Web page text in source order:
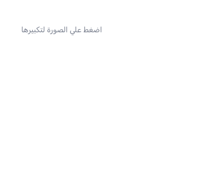
اضغط علي الصورة لتكبيرها